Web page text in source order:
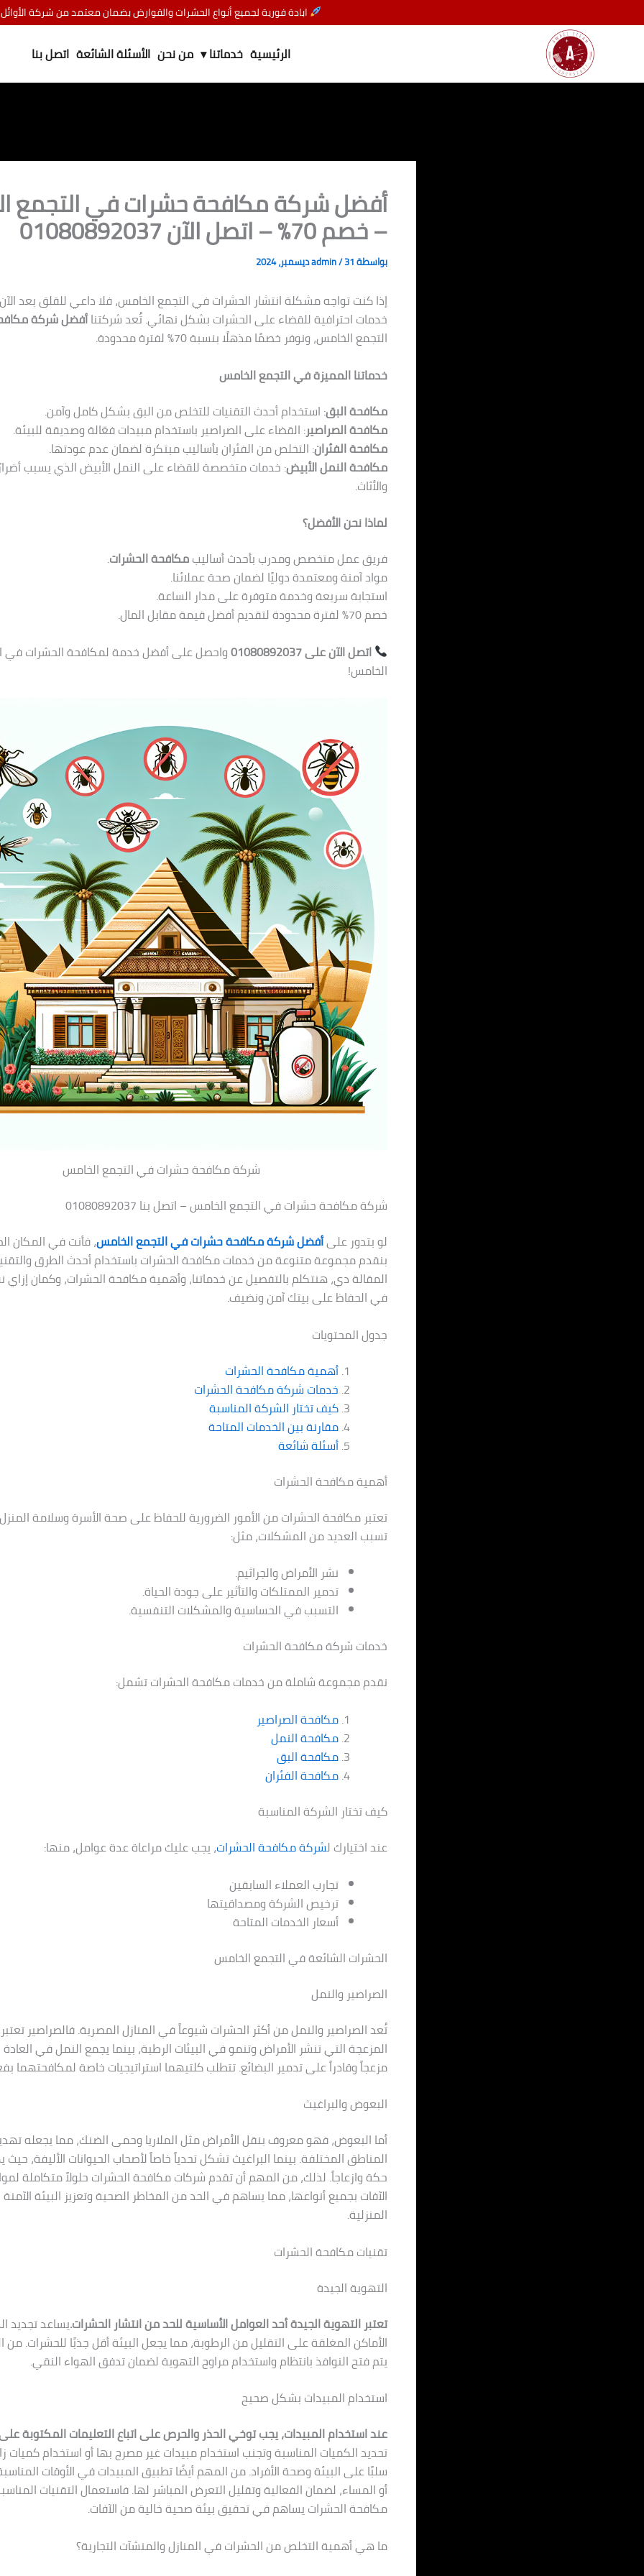
إلى
ابادة فورية لجميع أنواع الحشرات والقوارض بضمان معتمد من شركة الأوائل
الرئيسية خدماتنا ▾ من نحن الأسئلة الشائعة اتصل بنا
أفضل شركة مكافحة حشرات في التجمع
– خصم 70% – اتصل الآن 01080892037
بواسطة admin/31 ديسمبر، 2024
إذا كنت تواجه مشكلة انتشار الحشرات في التجمع الخامس، فلا داعي للقلق بعد
خدمات احترافية للقضاء على الحشرات بشكل نهائي. تُعد شركتناأفضل شركة
التجمع الخامس، ونوفر خصمًا مذهلًا بنسبة 70% لفترة محدودة.
خدماتنا المميزة في التجمع الخامس
مكافحة البق: استخدام أحدث التقنيات للتخلص من البق بشكل كامل وآمن.
مكافحة الصراصير: القضاء على الصراصير باستخدام مبيدات فعّالة وصديقة للبيئة.
مكافحة الفئران: التخلص من الفئران بأساليب مبتكرة لضمان عدم عودتها.
مكافحة النمل الأبيض: خدمات متخصصة للقضاء على النمل الأبيض الذي يسبب
والأثاث.
لماذا نحن الأفضل؟
فريق عمل متخصص ومدرب بأحدث أساليبمكافحة الحشرات.
مواد آمنة ومعتمدة دوليًا لضمان صحة عملائنا.
استجابة سريعة وخدمة متوفرة على مدار الساعة.
خصم 70% لفترة محدودة لتقديم أفضل قيمة مقابل المال.
اتصل الآن على 01080892037
واحصل على أفضل خدمة لمكافحة الحشرات في
الخامس!
شركة مكافحة حشرات في التجمع الخامس
شركة مكافحة حشرات في التجمع الخامس – اتصل بنا 01080892037
لو بتدور علىأفضل شركة مكافحة حشرات في التجمع الخامس، فأنت في المكان
بنقدم مجموعة متنوعة من خدمات مكافحة الحشرات باستخدام أحدث الطرق
المقالة دي، هنتكلم بالتفصيل عن خدماتنا، وأهمية مكافحة الحشرات، وكمان
في الحفاظ على بيتك آمن ونضيف.
جدول المحتويات
أهمية مكافحة الحشرات
خدمات شركة مكافحة الحشرات
كيف تختار الشركة المناسبة
مقارنة بين الخدمات المتاحة
أسئلة شائعة
أهمية مكافحة الحشرات
تعتبر مكافحة الحشرات من الأمور الضرورية للحفاظ على صحة الأسرة وسلامة
تسبب العديد من المشكلات، مثل:
نشر الأمراض والجراثيم.
تدمير الممتلكات والتأثير على جودة الحياة.
التسبب في الحساسية والمشكلات التنفسية.
خدمات شركة مكافحة الحشرات
نقدم مجموعة شاملة من خدمات مكافحة الحشرات تشمل:
مكافحة الصراصير
مكافحة النمل
مكافحة البق
مكافحة الفئران
كيف تختار الشركة المناسبة
عند اختيارك لشركة مكافحة الحشرات، يجب عليك مراعاة عدة عوامل، منها:
تجارب العملاء السابقين
ترخيص الشركة ومصداقيتها
أسعار الخدمات المتاحة
الحشرات الشائعة في التجمع الخامس
الصراصير والنمل
تُعد الصراصير والنمل من أكثر الحشرات شيوعاً في المنازل المصرية. فالصراصير
المزعجة التي تنشر الأمراض وتنمو في البيئات الرطبة، بينما يجمع النمل في
مزعجاً وقادراً على تدمير البضائع. تتطلب كلتيهما استراتيجيات خاصة لمكافحتهما
البعوض والبراغيث
أما البعوض، فهو معروف بنقل الأمراض مثل الملاريا وحمى الضنك، مما يجعله
المناطق المختلفة. بينما البراغيث تشكل تحدياً خاصاً لأصحاب الحيوانات الأليفة،
حكة وازعاجاً. لذلك، من المهم أن تقدم شركات مكافحة الحشرات حلولاً متكاملة
الآفات بجميع أنواعها، مما يساهم في الحد من المخاطر الصحية وتعزيز البيئة الآمنة
المنزلية.
تقنيات مكافحة الحشرات
التهوية الجيدة
تعتبر التهوية الجيدة أحد العوامل الأساسية للحد من انتشار الحشرات.يساعد تجديد
الأماكن المغلقة على التقليل من الرطوبة، مما يجعل البيئة أقل جذبًا للحشرات. من
يتم فتح النوافذ بانتظام واستخدام مراوح التهوية لضمان تدفق الهواء النقي.
استخدام المبيدات بشكل صحيح
عند استخدام المبيدات، يجب توخي الحذر والحرص على اتباع التعليمات المكتوبة
تحديد الكميات المناسبة وتجنب استخدام مبيدات غير مصرح بها أو استخدام كميات
سلبًا على البيئة وصحة الأفراد. من المهم أيضًا تطبيق المبيدات في الأوقات
أو المساء، لضمان الفعالية وتقليل التعرض المباشر لها. فاستعمال التقنيات
مكافحة الحشرات يساهم في تحقيق بيئة صحية خالية من الآفات.
ما هي أهمية التخلص من الحشرات في المنازل والمنشآت التجارية؟